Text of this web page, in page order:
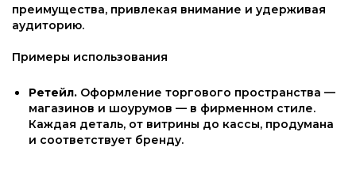
преимущества, привлекая внимание и удерживая
аудиторию.
Примеры использования
Ретейл. Оформление торгового пространства —
магазинов и шоурумов — в фирменном стиле.
Каждая деталь, от витрины до кассы, продумана
и соответствует бренду.